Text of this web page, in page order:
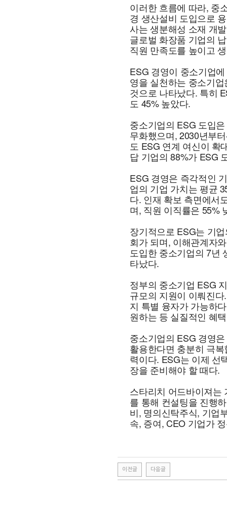
이러한 흐름에 따라, 중
경 생산설비 도입으로
사는 생분해성 소재 개
글로벌 화장품 기업의
직원 만족도를 높이고
ESG 경영이 중소기업
영을 실천하는 중소기
것으로 나타났다. 특히
도 45% 높았다.
중소기업의 ESG 도입
무화했으며, 2030년부
도 ESG 연계 여신이 확
답 기업의 88%가 ESG
ESG 경영은 즉각적인
업의 기업 가치는 평균
다. 인재 확보 측면에서
며, 직원 이직률은 55%
장기적으로 ESG는 기
회가 되며, 이해관계자
도입한 중소기업의 7년
타났다.
정부의 중소기업 ESG
규모의 지원이 이뤄진
지 특별 융자가 가능하
원하는 등 실질적인 혜
중소기업의 ESG 경영
활용한다면 충분히 극
력이다. ESG는 이제 선
장을 준비해야 할 때다.
스타리치 어드바이져는
를 통해 컨설팅을 진행
비, 명의신탁주식, 기업
속, 증여, CEO 기업가
이전글 다음글